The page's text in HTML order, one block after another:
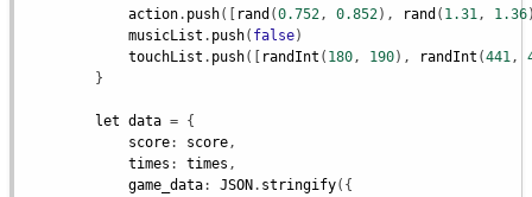
action. push([ rand (0.752, 0.852), rand ( 1.31, 1.36
musicList . push( false)
touchList . push([ randInt ( 180, 190), randInt (441,
        }
let data = {
score: score,
times : times ,
game_data: JSON . stringify({